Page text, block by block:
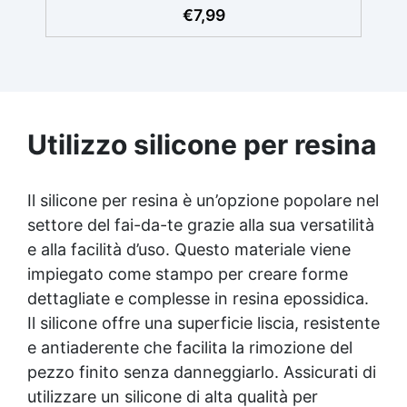
Viscosità: Parte A: 9000±1000 / Parte B:
8000±1000 Allungamento: 420% Resistenza
precisione per risultati professionali e
duraturi. Useful articles Gomma siliconica
per modelli dettagliati Gomma siliconica per
oggetti complessi Gomma siliconica per
modelli complessi Gomma siliconica per
dettagli precisi Gomma siliconica per dettagli
artistici Gomma siliconica per modelli
artistici Gomma siliconica per modelli
durevoli Gomma siliconica per calchi
dettagliati Gomma siliconica per dettagli
complessi Gomma siliconica per modellini
Gomma siliconica per modelli precisi Gomma
siliconica per calchi precisi Gomma siliconica
di 6,4 cm e altezza di 15 cm. ✅ Design
€7,99
Utilizzo silicone per resina
Il silicone per resina è un’opzione popolare nel
settore del fai-da-te grazie alla sua versatilità
e alla facilità d’uso. Questo materiale viene
impiegato come stampo per creare forme
dettagliate e complesse in resina epossidica.
Il silicone offre una superficie liscia, resistente
e antiaderente che facilita la rimozione del
pezzo finito senza danneggiarlo. Assicurati di
utilizzare un silicone di alta qualità per